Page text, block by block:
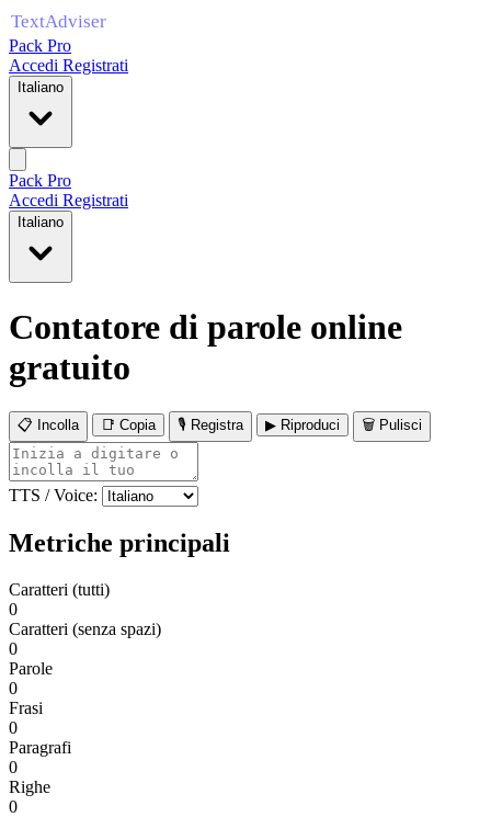
Pack Pro
Accedi Registrati
Italiano
Pack Pro
Accedi Registrati
Italiano
Contatore di parole online
gratuito
📋 Incolla 📑 Copia 🎙 Registra ▶ Riproduci 🗑 Pulisci
TTS / Voice:
Metriche principali
Caratteri (tutti)
0
Caratteri (senza spazi)
0
Parole
0
Frasi
0
Paragrafi
0
Righe
0